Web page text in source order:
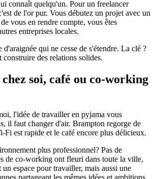
connaît quelqu'un. Pour un freelancer
de l'or pur. Vous débutez un projet avec un
vous en rendre compte, vous êtes
entreprises locales.
qui ne cesse de s'étendre. La clé ?
des relations solides.
soi, café ou co-working
l'idée de travailler en pyjama vous
il faut changer d'air. Brampton regorge de
Fi est rapide et le café encore plus délicieux.
plus professionnel? Pas de
de co-working ont fleuri dans toute la ville,
espace pour travailler, mais aussi une
partageant les mêmes idées et ambitions.